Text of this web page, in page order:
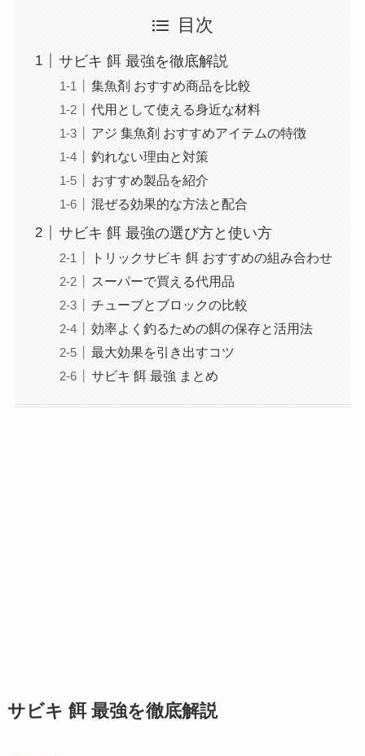
目次
サビキ 餌 最強を徹底解説
集魚剤 おすすめ商品を比較
代用として使える身近な材料
アジ 集魚剤 おすすめアイテムの特徴
釣れない理由と対策
おすすめ製品を紹介
混ぜる効果的な方法と配合
サビキ 餌 最強の選び方と使い方
トリックサビキ 餌 おすすめの組み合わせ
スーパーで買える代用品
チューブとブロックの比較
効率よく釣るための餌の保存と活用法
最大効果を引き出すコツ
サビキ 餌 最強 まとめ
サビキ 餌 最強を徹底解説